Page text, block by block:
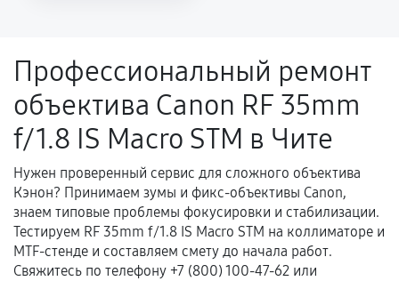
Поломка установленной детали при
нормальной эксплуатации в течение
гарантийного срока.
Несоответствие комплектующей заявленным
техническим характеристикам.
Документы для подтверждения
гарантии
Профессиональный ремонт
объектива Canon RF 35mm
f/1.8 IS Macro STM в Чите
Нужен проверенный сервис для сложного объектива
Кэнон? Принимаем зумы и фикс-объективы Canon,
знаем типовые проблемы фокусировки и стабилизации.
Тестируем RF 35mm f/1.8 IS Macro STM на коллиматоре и
MTF-стенде и составляем смету до начала работ.
Свяжитесь по телефону +7 (800) 100-47-62 или